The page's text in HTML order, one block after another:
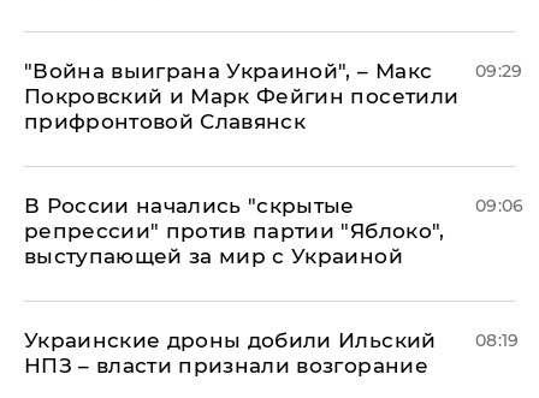
"Война выиграна Украиной", – Макс
Покровский и Марк Фейгин посетили
прифронтовой Славянск
09:29
В России начались "скрытые
репрессии" против партии "Яблоко",
выступающей за мир с Украиной
09:06
Украинские дроны добили Ильский
НПЗ – власти признали возгорание
08:19